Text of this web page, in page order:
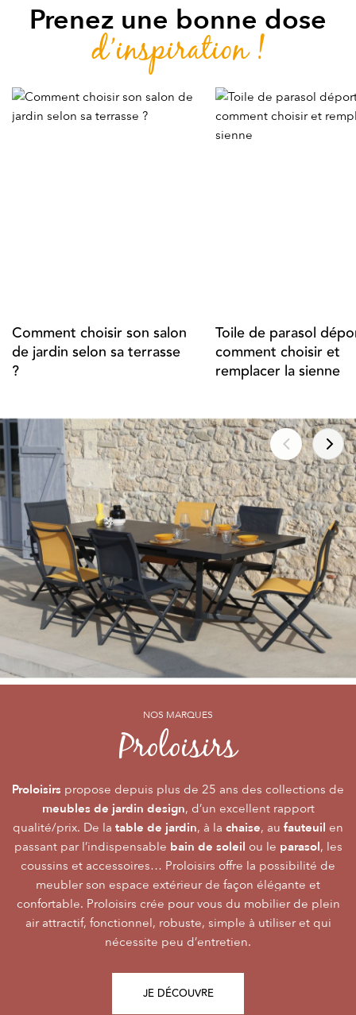
Prenez une bonne dose
d’inspiration !
Comment choisir son salon
de jardin selon sa terrasse
?
Toile de parasol
comment choisir et
remplacer la sienne
NOS MARQUES
Proloisirs
Proloisirs propose depuis plus de 25 ans des collections de
meubles de jardin design, d’un excellent rapport
qualité/prix. De la table de jardin, à la chaise, au fauteuil en
passant par l’indispensable bain de soleil ou le parasol, les
coussins et accessoires… Proloisirs offre la possibilité de
meubler son espace extérieur de façon élégante et
confortable. Proloisirs crée pour vous du mobilier de plein
air attractif, fonctionnel, robuste, simple à utiliser et qui
nécessite peu d’entretien.
JE DÉCOUVRE
NOS MARQUES
Océoby PROLOISIRS
Océocrée dumobilier Premium, pour vivre l’extérieur avec
raffinement et participer de façon inoubliable aux grandes
émotions de la vie. Le mobilier Océo, de par la qualité de
ses différents matériaux et de sa fabrication, se joue des
frontières d’usage. Voir sonextérieurcomme une pièce à
part entière nécessite du style et le soin des détails.
L’illustration Océo passe par la qualité desplateaux
Trespa® qui équipent en exclusivité de nombreusestables
de jardinpour un plaisir d’usage durable.
JE DÉCOUVRE
NOS MARQUES
Alizéby PROLOISIRS
Alizéest LA marque du mobilier de jardin contemporain
dont la conception et l’accessibilité du prixfont qu’elle
s’adresse au plus grand nombre.
Le mobilier d’extérieur Alizé apporte un souffle bien
agréable empreint de style, fonctionnalité, facilité
d’utilisation, prix, pour des instantsRepas, Salon,Détente
Alizé est créée pour bien vivre dehors, dans la joie, la
modernité, la simplicité, le plaisir d’être ensemble !
JE DÉCOUVRE